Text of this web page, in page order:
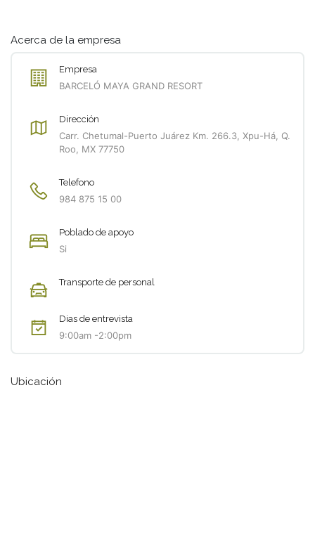
Acerca de la empresa
Empresa
BARCELÓ MAYA GRAND RESORT
Dirección
Carr. Chetumal-Puerto Juárez Km. 266.3, Xpu-Há, Q.
Roo, MX 77750
Telefono
984 875 15 00
Poblado de apoyo
Si
Transporte de personal
Dias de entrevista
9:00am -2:00pm
Ubicación